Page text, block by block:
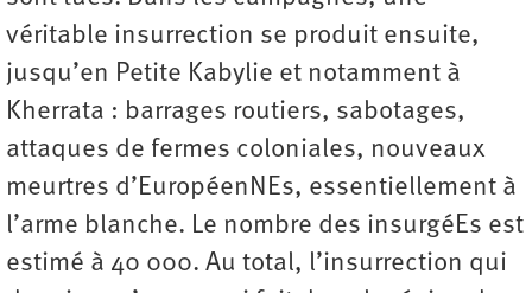
véritable insurrection se produit ensuite,
jusqu’en Petite Kabylie et notamment à
Kherrata : barrages routiers, sabotages,
attaques de fermes coloniales, nouveaux
meurtres d’EuropéenNEs, essentiellement à
l’arme blanche. Le nombre des insurgéEs est
estimé à 40 000. Au total, l’insurrection qui